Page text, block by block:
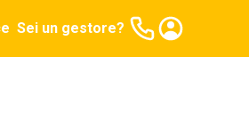
Sei un gestore?